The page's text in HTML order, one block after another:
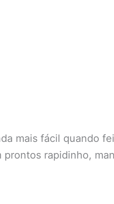
mais fácil quando
rapidinho,